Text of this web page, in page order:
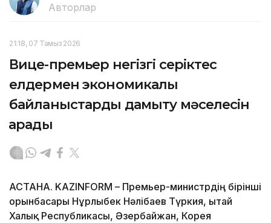
Авторлар
21:18, 07 Тамыз 2026
Вице-премьер негізгі серіктес
елдермен экономикалық
байланыстарды дамыту мәселесін
қарады
АСТАНА. KAZINFORM – Премьер-министрдің бірінші
орынбасары Нұрлыбек Нәлібаев Түркия, Қытай
Халық Республикасы, Әзербайжан, Корея